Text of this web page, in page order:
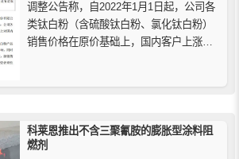
调整公告称，自2022年1月1日起，公司各
类钛白粉（含硫酸钛白粉、氯化钛白粉）
销售价格在原价基础上，国内客户上涨
科莱恩推出不含三聚氰胺的膨胀型涂料阻
燃剂